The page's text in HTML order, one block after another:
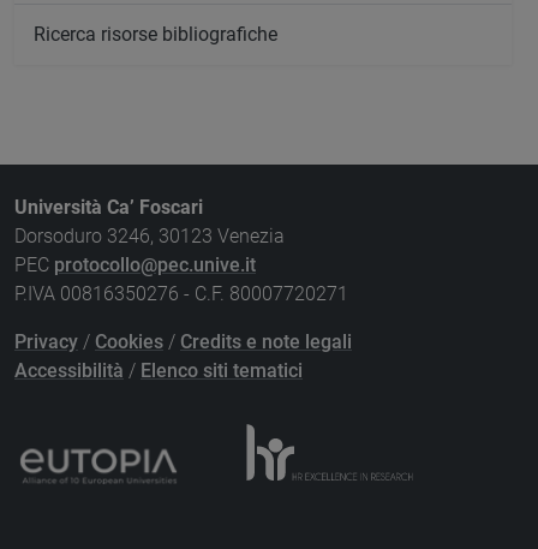
Ricerca risorse bibliografiche
Università Ca’ Foscari
Dorsoduro 3246, 30123 Venezia
PEC protocollo@pec.unive.it
P.IVA 00816350276 - C.F. 80007720271
Privacy / Cookies / Credits e note legali
Accessibilità / Elenco siti tematici